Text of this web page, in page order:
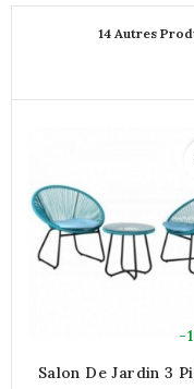
14 Autres
-
Salon De Jardin 3